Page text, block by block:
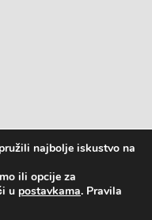
10000 Zagreb
- 16:00
najbolje iskustvo na
ili opcije za
u postavkama. Pravila